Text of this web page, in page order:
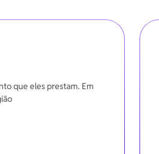
que eles prestam. Em